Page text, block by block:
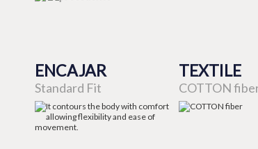
ENCAJAR
Standard Fit
TEXTILE
COTTON